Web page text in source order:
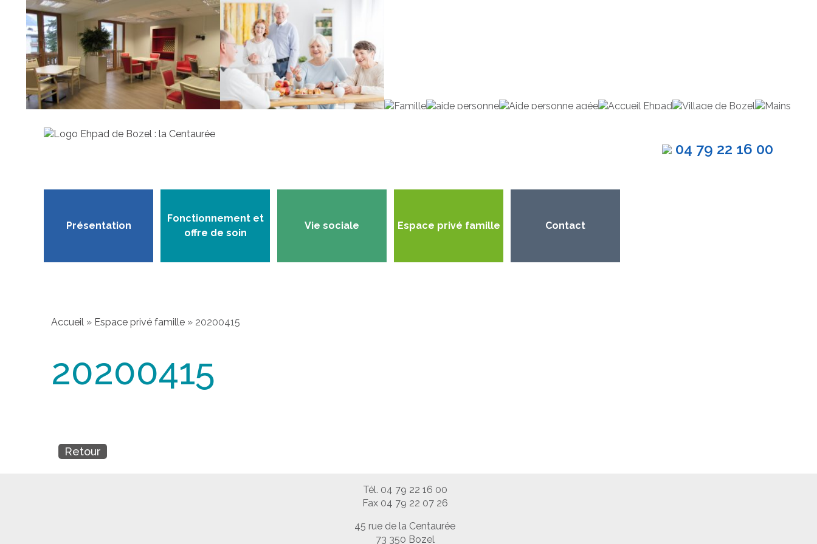
04 79 22 16 00
Présentation
Fonctionnement et
offre de soin
Vie sociale Espace privé famille Contact
Accueil » Espace privé famille » 20200415
20200415
Retour
Tél. 04 79 22 16 00
Fax 04 79 22 07 26
45 rue de la Centaurée
73 350 Bozel